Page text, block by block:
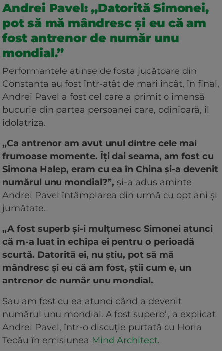
Andrei Pavel: „Datorită Simonei,
pot să mă mândresc și eu că am
fost antrenor de număr unu
mondial.”
Performanțele atinse de fosta jucătoare din
Constanța au fost într-atât de mari încât, în final,
Andrei Pavel a fost cel care a primit o imensă
bucurie din partea persoanei care, odinioară, îl
idolatriza.
„Ca antrenor am avut unul dintre cele mai
frumoase momente. Îți dai seama, am fost cu
Simona Halep, eram cu ea în China și-a devenit
numărul unu mondial?”, și-a adus aminte
Andrei Pavel întâmplarea din urmă cu opt ani și
jumătate.
„A fost superb și-i mulțumesc Simonei atunci
că m-a luat în echipa ei pentru o perioadă
scurtă. Datorită ei, nu știu, pot să mă
mândresc și eu că am fost, știi cum e, un
antrenor de număr unu mondial.
Sau am fost cu ea atunci când a devenit
numărul unu mondial. A fost superb”, a explicat
Andrei Pavel, într-o discuție purtată cu Horia
Tecău în emisiunea Mind Architect.